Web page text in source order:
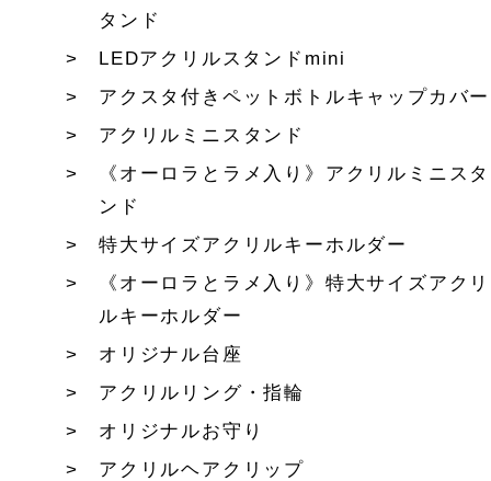
タンド
LEDアクリルスタンドmini
アクスタ付きペットボトルキャップカバー
アクリルミニスタンド
《オーロラとラメ入り》アクリルミニスタ
ンド
特大サイズアクリルキーホルダー
《オーロラとラメ入り》特大サイズアクリ
ルキーホルダー
オリジナル台座
アクリルリング・指輪
オリジナルお守り
アクリルヘアクリップ